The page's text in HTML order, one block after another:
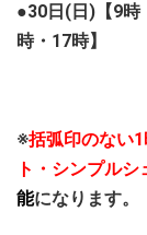
●30日(日)【9時
時・17時】
※括弧印のない
ト・シンプル
能になります。